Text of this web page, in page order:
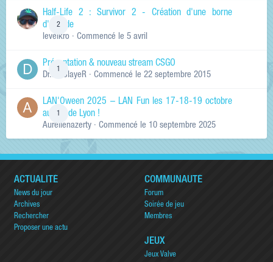
2
Half-Life 2 : Survivor 2 - Création d'une borne
d'arcade
levelkro · Commencé le 5 avril
Présentation & nouveau stream CSGO
Dr.KinSlayeR · Commencé le 22 septembre 2015
LAN'Oween 2025 – LAN Fun les 17-18-19 octobre
au sud de Lyon !
Aurelienazerty · Commencé le 10 septembre 2025
ACTUALITÉ
News du jour
Archives
Rechercher
Proposer une actu
COMMUNAUTÉ
Forum
Soirée de jeu
Membres
JEUX
Jeux Valve